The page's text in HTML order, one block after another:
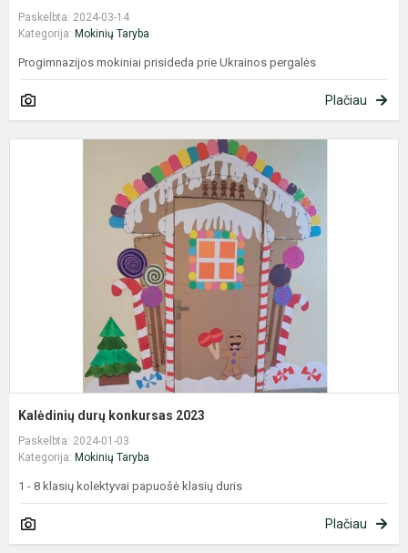
Paskelbta: 2024-03-14
Kategorija: Mokinių Taryba
Progimnazijos mokiniai prisideda prie Ukrainos pergalės
Plačiau
Kalėdinių durų konkursas 2023
Paskelbta: 2024-01-03
Kategorija: Mokinių Taryba
1 - 8 klasių kolektyvai papuošė klasių duris
Plačiau